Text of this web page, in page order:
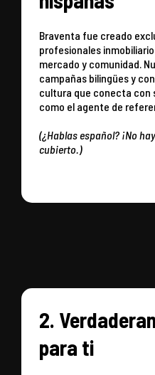
Braventa fue creado
profesionales
mercado y comunidad.
campañas bilingües y
cultura que conecta con
como el agente de
(¿Hablas español? ¡No
cubierto.)
2.
para ti